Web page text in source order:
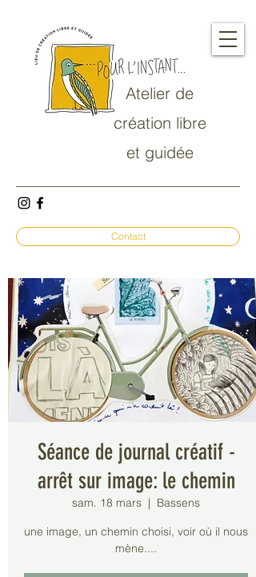
Atelier de
création libre
et guidée
Contact
Séance de journal créatif -
arrêt sur image: le chemin
sam. 18 mars
  |
Bassens
une image, un chemin choisi, voir où il nous
mène....